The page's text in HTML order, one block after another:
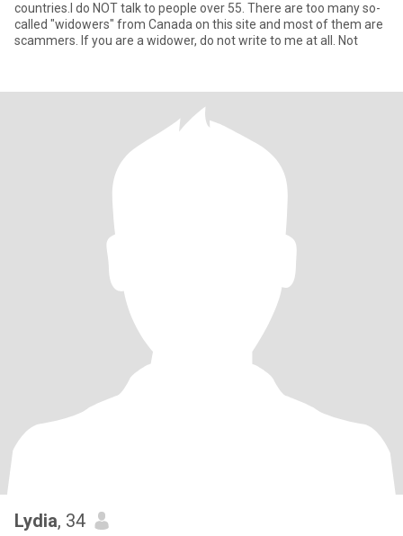
countries.I do NOT talk to people over 55. There are too many so-
called "widowers" from Canada on this site and most of them are
scammers. If you are a widower, do not write to me at all. Not
Lydia, 34